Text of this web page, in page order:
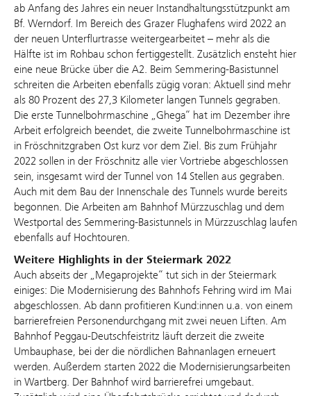
ab Anfang des Jahres ein neuer Instandhaltungsstützpunkt am
Bf. Werndorf. Im Bereich des Grazer Flughafens wird 2022 an
der neuen Unterflurtrasse weitergearbeitet – mehr als die
Hälfte ist im Rohbau schon fertiggestellt. Zusätzlich ensteht hier
eine neue Brücke über die A2. Beim Semmering-Basistunnel
schreiten die Arbeiten ebenfalls zügig voran: Aktuell sind mehr
als 80 Prozent des 27,3 Kilometer langen Tunnels gegraben.
Die erste Tunnelbohrmaschine „Ghega“ hat im Dezember ihre
Arbeit erfolgreich beendet, die zweite Tunnelbohrmaschine ist
in Fröschnitzgraben Ost kurz vor dem Ziel. Bis zum Frühjahr
2022 sollen in der Fröschnitz alle vier Vortriebe abgeschlossen
sein, insgesamt wird der Tunnel von 14 Stellen aus gegraben.
Auch mit dem Bau der Innenschale des Tunnels wurde bereits
begonnen. Die Arbeiten am Bahnhof Mürzzuschlag und dem
Westportal des Semmering-Basistunnels in Mürzzuschlag laufen
ebenfalls auf Hochtouren.
Weitere Highlights in der Steiermark 2022
Auch abseits der „Megaprojekte“ tut sich in der Steiermark
einiges: Die Modernisierung des Bahnhofs Fehring wird im Mai
abgeschlossen. Ab dann profitieren Kund:innen u.a. von einem
barrierefreien Personendurchgang mit zwei neuen Liften. Am
Bahnhof Peggau-Deutschfeistritz läuft derzeit die zweite
Umbauphase, bei der die nördlichen Bahnanlagen erneuert
werden. Außerdem starten 2022 die Modernisierungsarbeiten
in Wartberg. Der Bahnhof wird barrierefrei umgebaut.